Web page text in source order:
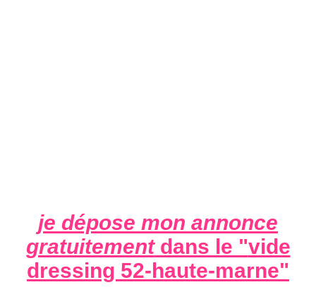
je dépose mon annonce
gratuitementdans le "vide
dressing 52-haute-marne"